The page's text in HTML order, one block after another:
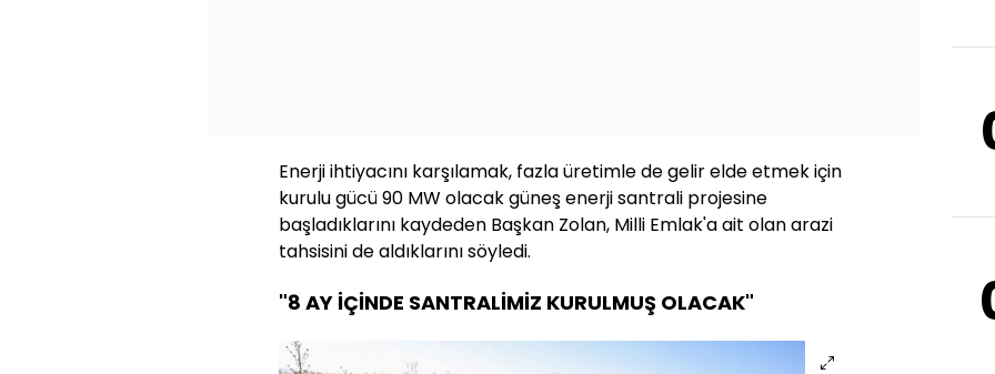
Enerji ihtiyacını karşılamak, fazla üretimle de gelir elde etmek için
kurulu gücü 90 MW olacak güneş enerji santrali projesine
başladıklarını kaydeden Başkan Zolan, Milli Emlak'a ait olan arazi
tahsisini de aldıklarını söyledi.
"8 AY İÇİNDE SANTRALİMİZ KURULMUŞ OLACAK"